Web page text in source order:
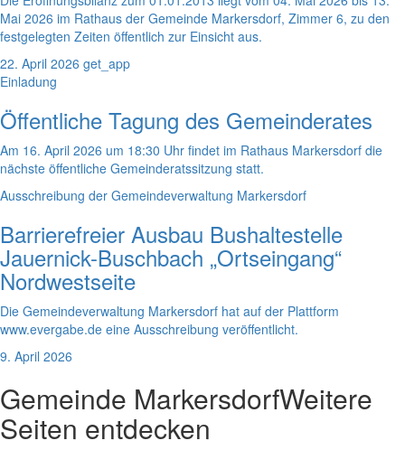
Mai 2026 im Rathaus der Gemeinde Markersdorf, Zimmer 6, zu den
festgelegten Zeiten öffentlich zur Einsicht aus.
22. April 2026 get_app
Einladung
Öffentliche Tagung des Gemeinderates
Am 16. April 2026 um 18:30 Uhr findet im Rathaus Markersdorf die
nächste öffentliche Gemeinderatssitzung statt.
Ausschreibung der Gemeindeverwaltung Markersdorf
Barrierefreier Ausbau Bushaltestelle
Jauernick-Buschbach „Ortseingang“
Nordwestseite
Die Gemeindeverwaltung Markersdorf hat auf der Plattform
www.evergabe.de eine Ausschreibung veröffentlicht.
9. April 2026
Gemeinde MarkersdorfWeitere
Seiten entdecken